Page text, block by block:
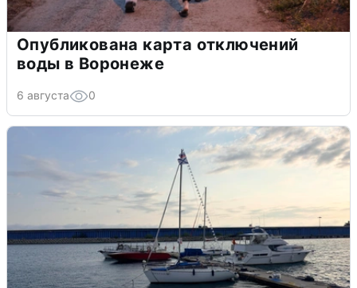
Опубликована карта отключений
воды в Воронеже
6 августа 0